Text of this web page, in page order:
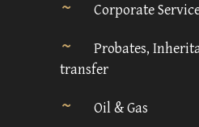
Corporate
Probates,
transfer
Oil & Gas